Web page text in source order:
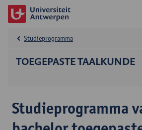
TOEGEPASTE TAALKUNDE
Studieprogramma
Studieprogramma